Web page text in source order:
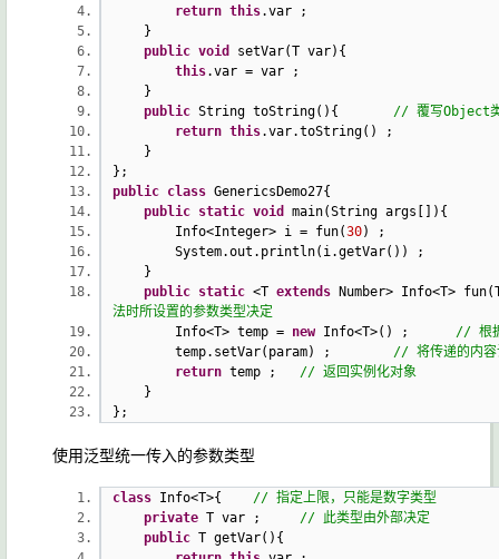
return this.var ;
}
public void
setVar(T var){
this.var = var ;
}
public String toString(){ // 覆写Object
return this.var.toString() ;
}
};
public class GenericsDemo27{
public static void
main(String args[]){
Info<Integer> i = fun(30) ;
System.out.println(i.getVar()) ;
}
public static <T extends Number> Info<T>
法时所设置的参数类型决定
Info<T> temp = new Info<T>() ; // 根
temp.setVar(param) ; // 将传递的内容
return temp ; // 返回实例化对象
}
};
使用泛型统一传入的参数类型
class Info<T>{ // 指定上限，只能是数字类型
private T var ; // 此类型由外部决定
public T getVar(){